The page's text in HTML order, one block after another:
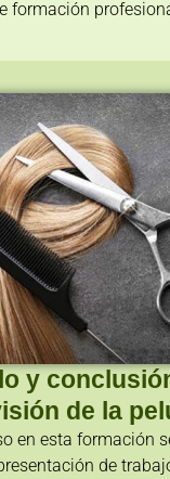
formación
y
de la
en esta formación
de